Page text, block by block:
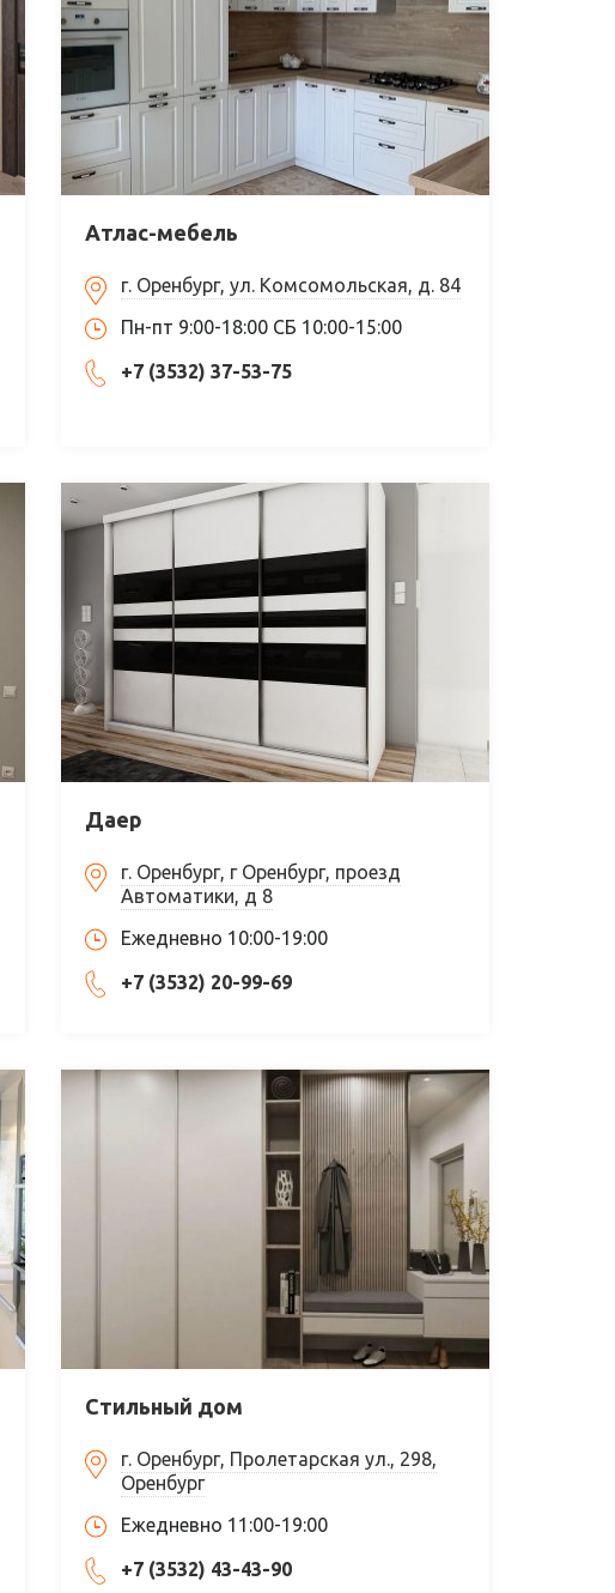
Атлас-мебель
г. Оренбург, ул. Комсомольская, д. 84
Пн-пт 9:00-18:00 СБ 10:00-15:00
+7 (3532) 37-53-75
Даер
г. Оренбург, г Оренбург, проезд
Автоматики, д 8
Ежедневно 10:00-19:00
+7 (3532) 20-99-69
Стильный дом
г. Оренбург, Пролетарская ул., 298,
Оренбург
Ежедневно 11:00-19:00
+7 (3532) 43-43-90